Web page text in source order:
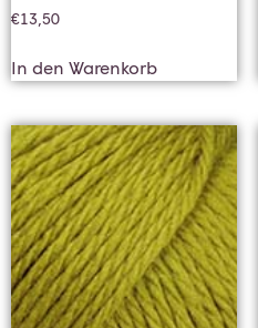
€13,50
In den Warenkorb